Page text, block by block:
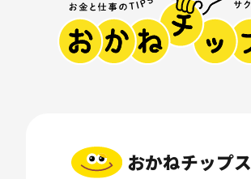
おかねチップス